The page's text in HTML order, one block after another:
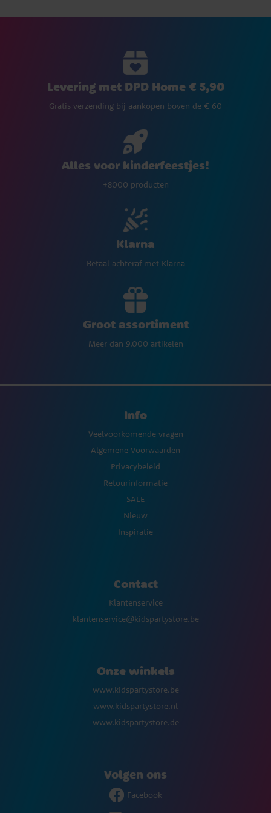
Levering met DPD Home € 5,90
Gratis verzending bij aankopen boven de € 60
Alles voor kinderfeestjes!
+8000 producten
Klarna
Betaal achteraf met Klarna
Groot assortiment
Meer dan 9.000 artikelen
Info
Veelvoorkomende vragen
Algemene Voorwaarden
Privacybeleid
Retourinformatie
SALE
Nieuw
Inspiratie
Contact
Klantenservice
klantenservice@kidspartystore.be
Onze winkels
www.kidspartystore.be
www.kidspartystore.nl
www.kidspartystore.de
Volgen ons
Facebook